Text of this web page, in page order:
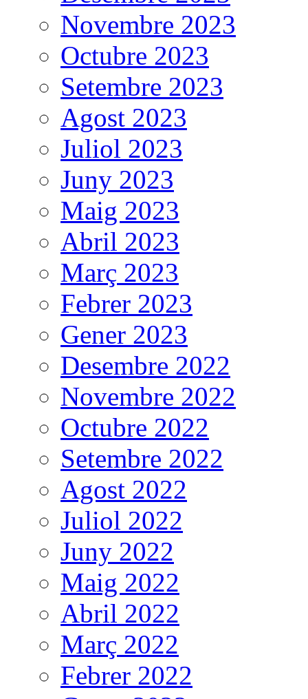
Novembre 2023
Octubre 2023
Setembre 2023
Agost 2023
Juliol 2023
Juny 2023
Maig 2023
Abril 2023
Març 2023
Febrer 2023
Gener 2023
Desembre 2022
Novembre 2022
Octubre 2022
Setembre 2022
Agost 2022
Juliol 2022
Juny 2022
Maig 2022
Abril 2022
Març 2022
Febrer 2022